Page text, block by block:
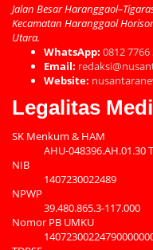
Jalan Besar
Kecamatan Haranggaol
Utara.
WhatsApp: 0812 7766
Email:
Website:
Legalitas
SK Menkum & HAM
AHU-048396.AH.01.30
NIB
1407230022489
NPWP
39.480.865.3-117.000
Nomor PB UMKU